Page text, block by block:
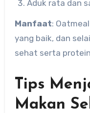
Aduk rata dan
Manfaat:
yang baik, dan
sehat serta
Tips
Makan